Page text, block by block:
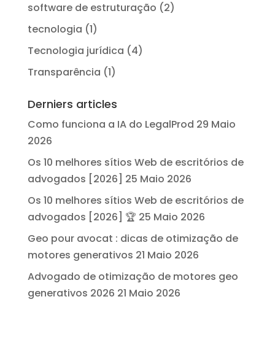
software de estruturação (2)
tecnologia (1)
Tecnologia jurídica (4)
Transparência (1)
Derniers articles
Como funciona a IA do LegalProd 29 Maio
2026
Os 10 melhores sítios Web de escritórios de
advogados [2026] 25 Maio 2026
Os 10 melhores sítios Web de escritórios de
advogados [2026] 🏆 25 Maio 2026
Geo pour avocat : dicas de otimização de
motores generativos 21 Maio 2026
Advogado de otimização de motores geo
generativos 2026 21 Maio 2026